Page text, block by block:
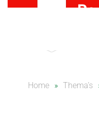
Home Thema’s